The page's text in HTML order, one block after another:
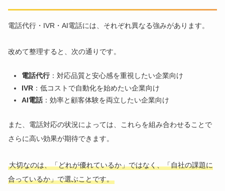
電話代行・IVR・AI電話には、それぞれ異なる強みがあります。
改めて整理すると、次の通りです。
電話代行：対応品質と安心感を重視したい企業向け
IVR ：低コストで自動化を始めたい企業向け
AI電話：効率と顧客体験を両立したい企業向け
また、電話対応の状況によっては、これらを組み合わせることで
さらに高い効果が期待できます。
大切なのは、「どれが優れているか」ではなく、「自社の課題に
合っているか」で選ぶことです。